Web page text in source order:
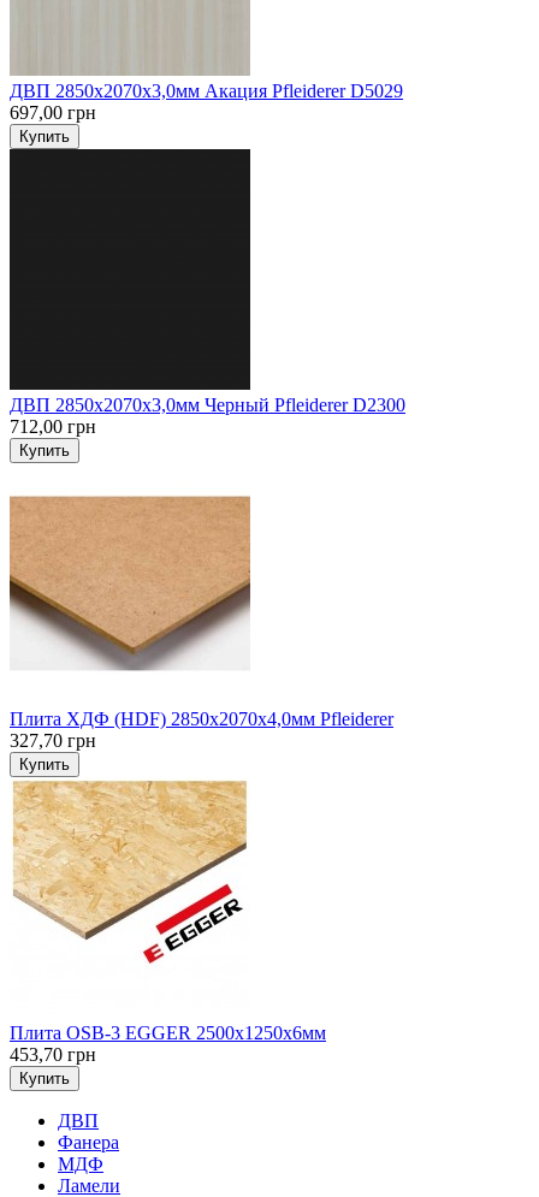
ДВП 2850х2070х3,0мм Акация Pfleiderer D5029
697,00 грн
Купить
ДВП 2850х2070х3,0мм Черный Pfleiderer D2300
712,00 грн
Купить
Плита ХДФ (HDF) 2850х2070х4,0мм Pfleiderer
327,70 грн
Купить
Плита OSB-3 EGGER 2500х1250х6мм
453,70 грн
Купить
ДВП
Фанера
МДФ
Ламели